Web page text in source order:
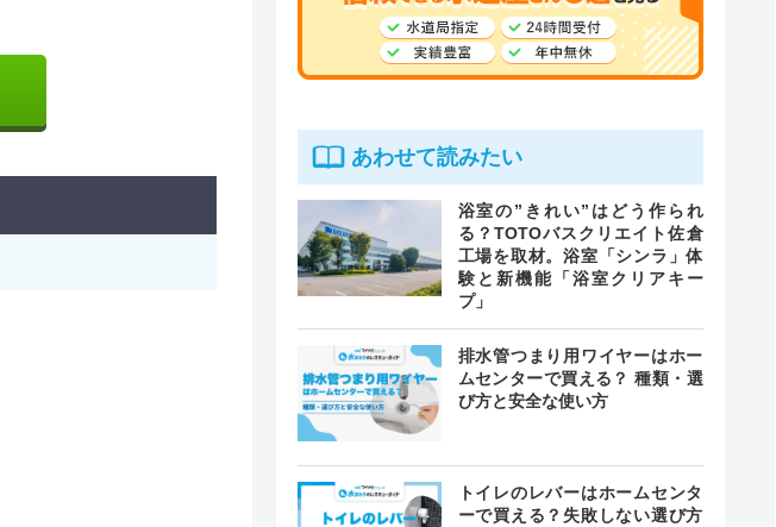
あわせて読みたい
浴室の”きれい”はどう作られ
る？TOTOバスクリエイト佐倉
工場を取材。浴室「シンラ」体
験と新機能「浴室クリアキー
プ」
排水管つまり用ワイヤーはホー
ムセンターで買える？ 種類・選
び方と安全な使い方
トイレのレバーはホームセンタ
ーで買える？失敗しない選び方